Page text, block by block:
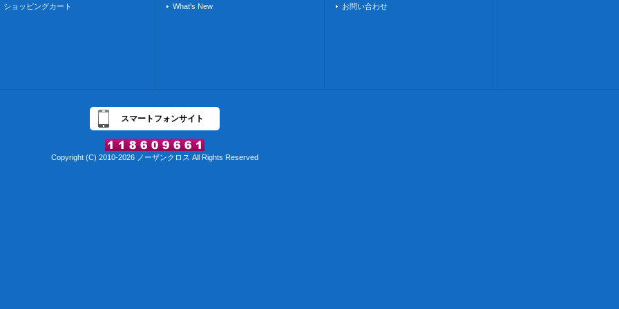
ショッピングカート What's New お問い合わせ
スマートフォンサイト
Copyright (C) 2010-2026 ノーザンクロス All Rights Reserved